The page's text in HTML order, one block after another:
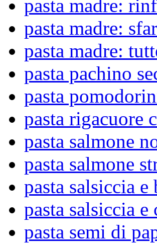
pasta madre:
pasta madre:
pasta madre:
pasta pachino
pasta
pasta rigacuore
pasta salmone
pasta salmone
pasta salsiccia e
pasta salsiccia
pasta semi di